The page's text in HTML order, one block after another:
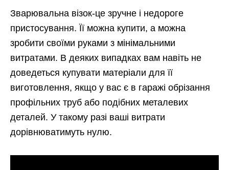
Зварювальна візок-це зручне і недороге
пристосування. Її можна купити, а можна
зробити своїми руками з мінімальними
витратами. В деяких випадках вам навіть не
доведеться купувати матеріали для її
виготовлення, якщо у вас є в гаражі обрізання
профільних труб або подібних металевих
деталей. У такому разі ваші витрати
дорівнюватимуть нулю.